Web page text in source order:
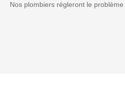
Nos plombiers régleront le problème